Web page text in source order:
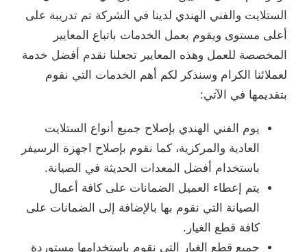
الستلايت والفني الهندي لدينا في الشركة تم تدريبة على
أعلى مستوى ويقوم بعمل الخدمات باتباع المعايير
المخصصة للعمل وهذه المعايير تجعلنا نقدم أفضل خدمة
لعملائنا الكرام وسنذكر لكم أهم الخدمات التي نقوم
بتقديمها في الآتي:
يوم الفني الهندي بإصلاح جميع أنواع الستلايت
العادية والمركزية، كما نقوم بإصلاح اجهزة الرسيفر
باستخدام أفضل المعدات الحديثة في الصيانة.
يتم إعطاء العميل الضمانات على كافة أعمال
الصيانة التي نقوم بها بالإضافة إلى الضمانات على
كافة قطع الغيار.
جميع قطع الغيار التي نقوم باستخدامها مستوردة